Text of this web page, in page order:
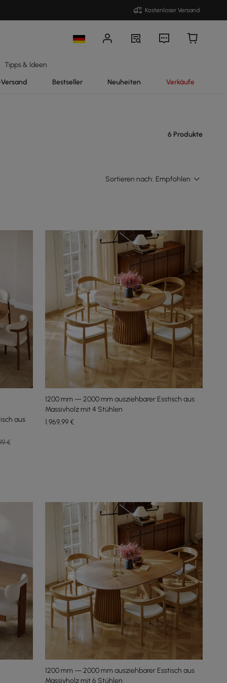
Kostenloser Versand
Tipps & Ideen
Bestseller Neuheiten Verkäufe
6 Produkte
Sortieren nach: Empfohlen
aus
€
1200 mm — 2000 mm ausziehbarer Esstisch aus
Massivholz mit 4 Stühlen
1.969,99€
1200 mm — 2000 mm ausziehbarer Esstisch aus
Massivholz mit 6 Stühlen